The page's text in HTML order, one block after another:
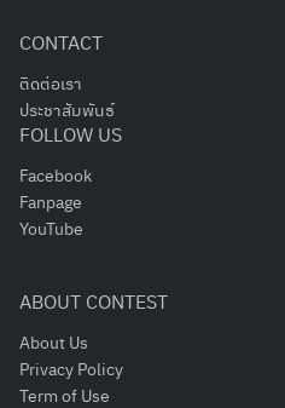
CONTACT
ติดต่อเรา
ประชาสัมพันธ์
FOLLOW US
Facebook
Fanpage
YouTube
ABOUT CONTEST
About Us
Privacy Policy
Term of Use